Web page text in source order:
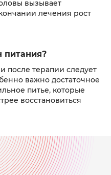
вызывает
лечения рост
питания?
после терапии следует
важно достаточное
питье, которые
восстановиться